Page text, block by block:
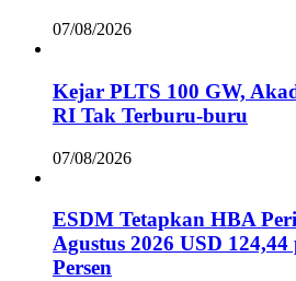
07/08/2026
Kejar PLTS 100 GW,
RI Tak Terburu-buru
07/08/2026
ESDM Tetapkan HBA
Agustus 2026 USD
Persen